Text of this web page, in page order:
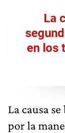
La
en los
La causa
por la